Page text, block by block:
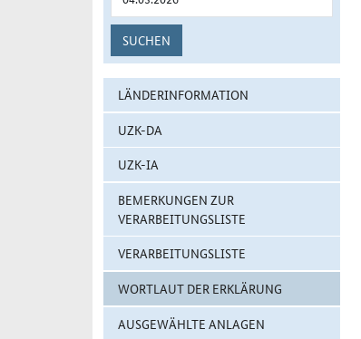
SUCHEN
LÄNDERINFORMATION
UZK-DA
UZK-IA
BEMERKUNGEN ZUR
VERARBEITUNGSLISTE
VERARBEITUNGSLISTE
WORTLAUT DER ERKLÄRUNG
AUSGEWÄHLTE ANLAGEN